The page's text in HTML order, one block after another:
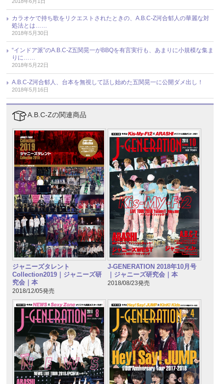
カラオケで持ち歌をリクエストされたときの、A.B.C-Z河合郁人の華麗な対
処法とは……
2018年5月30日
“インドア派”のA.B.C-Z五関晃一がBBQを有言実行も、あまりに小規模な集ま
りに……
2018年5月22日
A.B.C-Z河合郁人、台本を無視して話し始めた五関晃一に公開ダメ出し！
2018年5月16日
A.B.C-Zの関連商品
ジャニーズタレント
Collection2019｜ジャニーズ研
究会｜本
2018/12/05発売
J-GENERATION 2018年10月号
｜ジャニーズ研究会｜本
2018/08/23発売